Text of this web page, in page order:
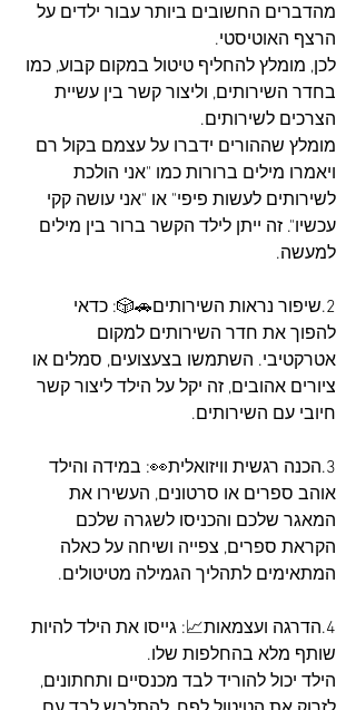
מהדברים החשובים ביותר עבור ילדים על
הרצף האוטיסטי.
לכן, מומלץ להחליף טיטול במקום קבוע, כמו
בחדר השירותים, וליצור קשר בין עשיית
הצרכים לשירותים.
מומלץ שההורים ידברו על עצמם בקול רם
ויאמרו מילים ברורות כמו "אני הולכת
לשירותים לעשות פיפי" או "אני עושה קקי
עכשיו". זה ייתן לילד הקשר ברור בין מילים
למעשה.
2.שיפור נראות השירותים🚗🎲: כדאי
להפוך את חדר השירותים למקום
אטרקטיבי. השתמשו בצעצועים, סמלים או
ציורים אהובים, זה יקל על הילד ליצור קשר
חיובי עם השירותים.
3.הכנה רגשית וויזואלית👀: במידה והילד
אוהב ספרים או סרטונים, העשירו את
המאגר שלכם והכניסו לשגרה שלכם
הקראת ספרים, צפייה ושיחה על כאלה
המתאימים לתהליך הגמילה מטיטולים.
4.הדרגה ועצמאות📈: גייסו את הילד להיות
שותף מלא בהחלפות שלו.
הילד יכול להוריד לבד מכנסיים ותחתונים,